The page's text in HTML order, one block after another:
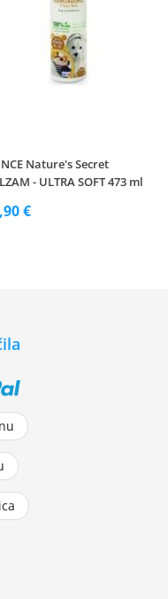
Nature's Secret
- ULTRA SOFT 473 ml
€